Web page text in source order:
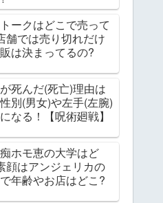
ークはどこで売って
舗では売り切れだけ
は決まってるの?
死んだ(死亡)理由は
別(男女)や左手(左腕)
なる！【呪術廻戦】
ホモ恵の大学はど
顔はアンジェリカの
年齢やお店はどこ?